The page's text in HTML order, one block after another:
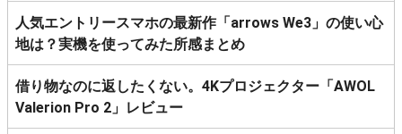
人気エントリースマホの最新作「arrows We3」の使い心
地は？実機を使ってみた所感まとめ
借り物なのに返したくない。4Kプロジェクター「AWOL
Valerion Pro 2」レビュー